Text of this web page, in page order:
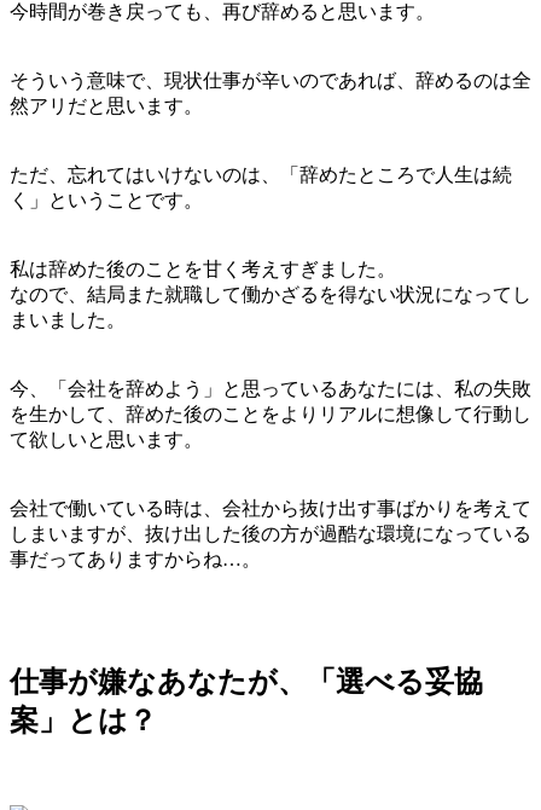
今時間が巻き戻っても、再び辞めると思います。
そういう意味で、現状仕事が辛いのであれば、辞めるのは全
然アリだと思います。
ただ、忘れてはいけないのは、「辞めたところで人生は続
く」ということです。
私は辞めた後のことを甘く考えすぎました。
なので、結局また就職して働かざるを得ない状況になってし
まいました。
今、「会社を辞めよう」と思っているあなたには、私の失敗
を生かして、辞めた後のことをよりリアルに想像して行動し
て欲しいと思います。
会社で働いている時は、会社から抜け出す事ばかりを考えて
しまいますが、抜け出した後の方が過酷な環境になっている
事だってありますからね…。
仕事が嫌なあなたが、「選べる妥協
案」とは？